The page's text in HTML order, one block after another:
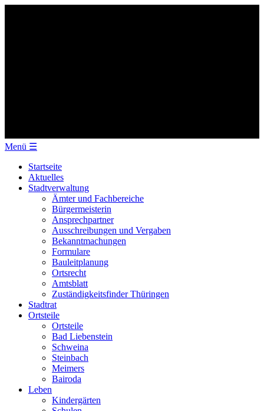
Menü ☰
Startseite
Aktuelles
Stadtverwaltung
Ämter und Fachbereiche
Bürgermeisterin
Ansprechpartner
Ausschreibungen und Vergaben
Bekanntmachungen
Formulare
Bauleitplanung
Ortsrecht
Amtsblatt
Zuständigkeitsfinder Thüringen
Stadtrat
Ortsteile
Ortsteile
Bad Liebenstein
Schweina
Steinbach
Meimers
Bairoda
Leben
Kindergärten